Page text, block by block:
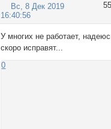
55
Вс, 8 Дек 2019
16:40:56
У многих не работает,
скоро исправят...
0